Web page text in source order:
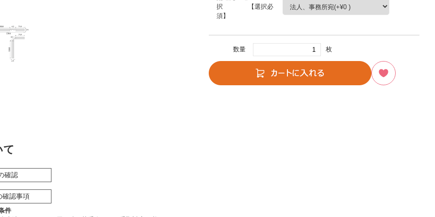
択 【選択必
須】
数量 枚
て
確認
確認事項
件